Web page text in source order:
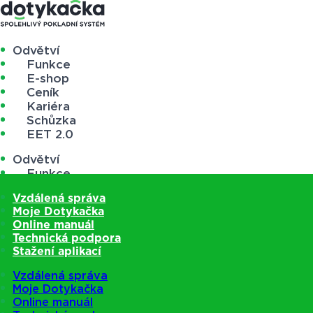
Odvětví
Funkce
E-shop
Ceník
Kariéra
Schůzka
EET 2.0
Odvětví
Funkce
Ceník
Kariéra
Schůzka
EET 2.0
Vzdálená správa
Moje Dotykačka
Online manuál
Technická podpora
Stažení aplikací
Vzdálená správa
Moje Dotykačka
Online manuál